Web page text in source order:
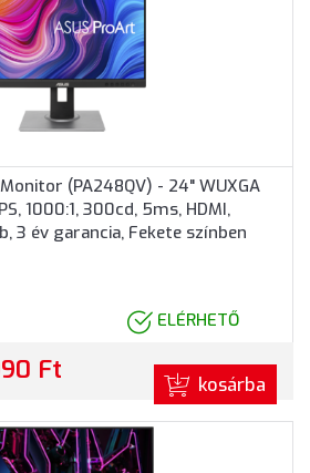
(PA248QV) - 24" WUXGA
1000:1, 300cd, 5ms, HDMI,
3 év garancia, Fekete színben
ELÉRHETŐ
Ft kosárba